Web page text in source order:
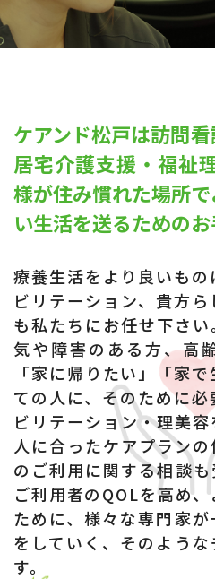
ケアンド松戸は訪問
居宅介護支援・福祉
様が住み慣れた場所で
い生活を送るための
療養生活をより良いも
ビリテーション、 貴方ら
も私たちにお任せ下さい
気や障害のある方、高
「家に帰りたい」「家
ての人に、 そのために
ビリテーション・理美容
人に合ったケアプランの
のご利用に関する相談も
ご利用者のQOLを高め
ために、様々な専門家
をしていく、そのよう
す。